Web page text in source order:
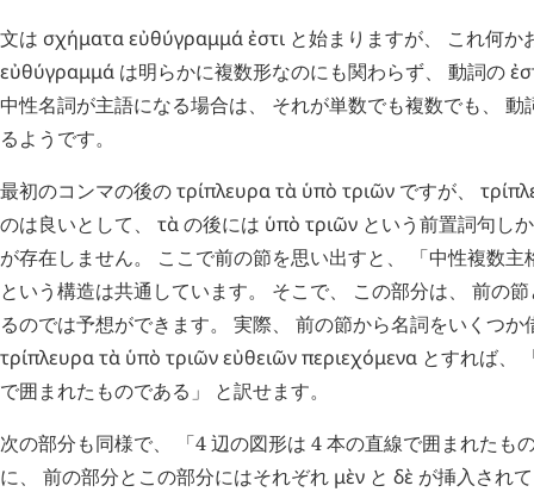
文は σχήματαεὐθύγραμμάἐστι と始まりますが、 これ何
εὐθύγραμμά は明らかに複数形なのにも関わらず、 動詞の
中性名詞が主語になる場合は、 それが単数でも複数でも、
るようです。
最初のコンマの後のτρίπλευρατὰ ὑπὸ τριῶν ですが、
のは良いとして、 τὰの後には ὑπὸ τριῶν という前置詞句し
が存在しません。 ここで前の節を思い出すと、 「中性複数
という構造は共通しています。 そこで、 この部分は、 前の
るのでは予想ができます。 実際、 前の節から名詞をいくつ
τρίπλευρατὰ ὑπὸ τριῶνεὐθειῶνπεριεχόμενα とすれば、
で囲まれたものである」 と訳せます。
次の部分も同様で、 「4 辺の図形は 4 本の直線で囲まれたも
に、 前の部分とこの部分にはそれぞれ μὲν と δὲ が挿入され